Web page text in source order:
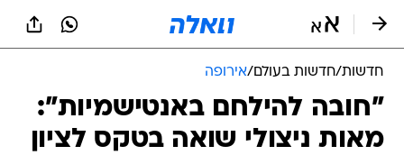
חדשות/חדשות בעולם/אירופה
"חובה להילחם באנטישמיות":
מאות ניצולי שואה בטקס לציון